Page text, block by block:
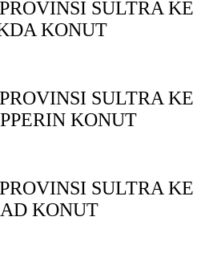
SULTRA KE
KONUT
SULTRA KE
KONUT
SULTRA KE
KONUT